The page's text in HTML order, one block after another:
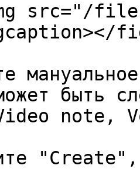
src="/files/
быть
Video note,